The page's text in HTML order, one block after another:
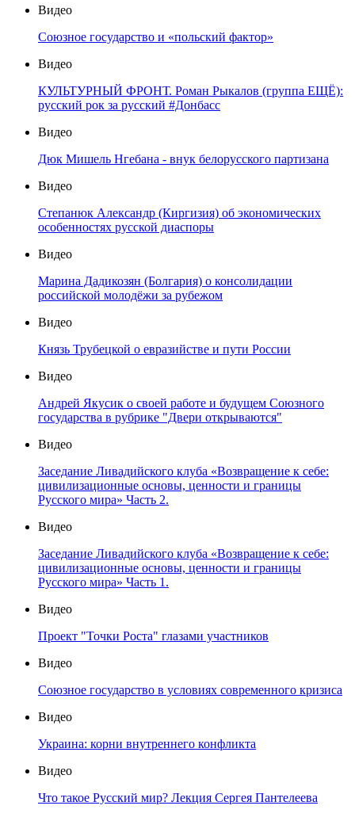
Видео
Союзное государство и «польский фактор»
Видео
КУЛЬТУРНЫЙ ФРОНТ. Роман Рыкалов (группа ЕЩЁ):
русский рок за русский #Донбасс
Видео
Дюк Мишель Нгебана - внук белорусского партизана
Видео
Степанюк Александр (Киргизия) об экономических
особенностях русской диаспоры
Видео
Марина Дадикозян (Болгария) о консолидации
российской молодёжи за рубежом
Видео
Князь Трубецкой о евразийстве и пути России
Видео
Андрей Якусик о своей работе и будущем Союзного
государства в рубрике "Двери открываются"
Видео
Заседание Ливадийского клуба «Возвращение к себе:
цивилизационные основы, ценности и границы
Русского мира» Часть 2.
Видео
Заседание Ливадийского клуба «Возвращение к себе:
цивилизационные основы, ценности и границы
Русского мира» Часть 1.
Видео
Проект "Точки Роста" глазами участников
Видео
Союзное государство в условиях современного кризиса
Видео
Украина: корни внутреннего конфликта
Видео
Что такое Русский мир? Лекция Сергея Пантелеева